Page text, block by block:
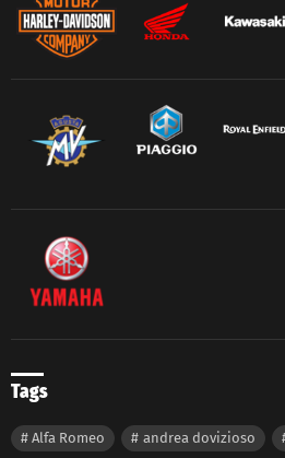
Tags
Alfa Romeo andrea dovizioso